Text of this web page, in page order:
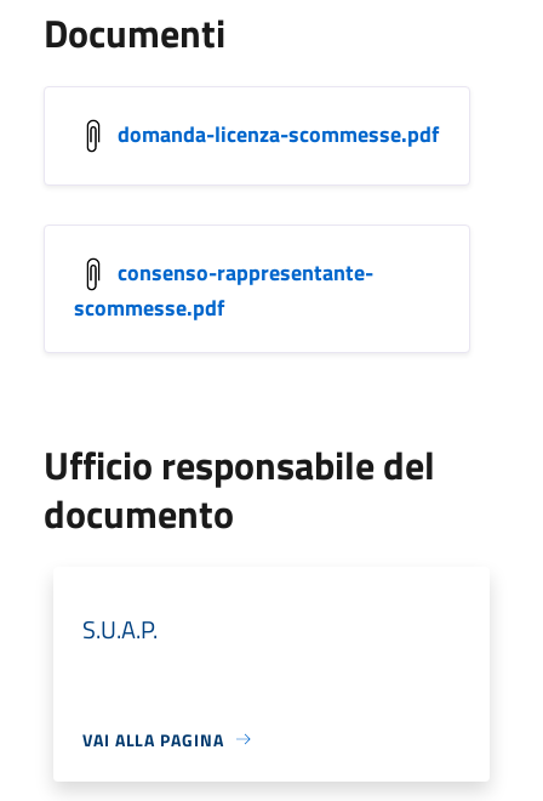
Documenti
domanda-licenza-scommesse.pdf
consenso-rappresentante-
scommesse.pdf
Ufficio responsabile del
documento
S.U.A.P.
VAI ALLA PAGINA